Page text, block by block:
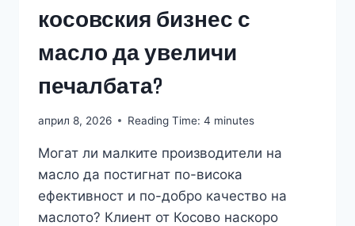
косовския бизнес с
масло да увеличи
печалбата?
април 8, 2026 Reading Time: 4 minutes
Могат ли малките производители на
масло да постигнат по-висока
ефективност и по-добро качество на
маслото? Клиент от Косово наскоро